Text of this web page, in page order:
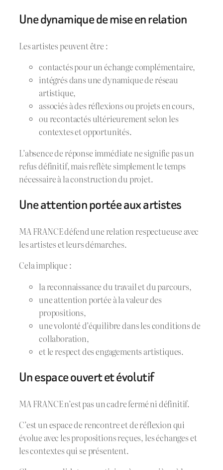
Une dynamique de mise en relation
Les artistes peuvent être :
contactés pour un échange complémentaire,
intégrés dans une dynamique de réseau
artistique,
associés à des réflexions ou projets en cours,
ou recontactés ultérieurement selon les
contextes et opportunités.
L’absence de réponse immédiate ne signifie pas un
refus définitif, mais reflète simplement le temps
nécessaire à la construction du projet.
Une attention portée aux artistes
MA FRANCE défend une relation respectueuse avec
les artistes et leurs démarches.
Cela implique :
la reconnaissance du travail et du parcours,
une attention portée à la valeur des
propositions,
une volonté d’équilibre dans les conditions de
collaboration,
et le respect des engagements artistiques.
Un espace ouvert et évolutif
MA FRANCE n’est pas un cadre fermé ni définitif.
C’est un espace de rencontre et de réflexion qui
évolue avec les propositions reçues, les échanges et
les contextes qui se présentent.